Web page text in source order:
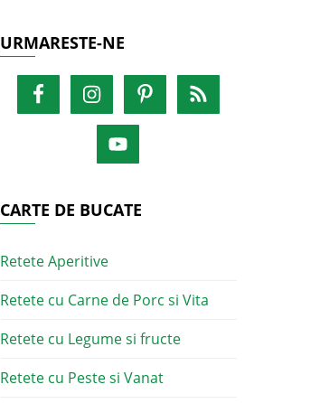
URMARESTE-NE
CARTE DE BUCATE
Retete Aperitive
Retete cu Carne de Porc si Vita
Retete cu Legume si fructe
Retete cu Peste si Vanat